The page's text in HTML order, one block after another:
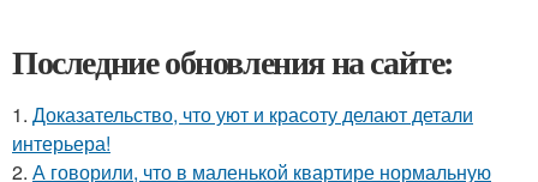
Последние обновления на сайте:
1. Доказательство, что уют и красоту делают детали
интерьера!
2. А говорили, что в маленькой квартире нормальную